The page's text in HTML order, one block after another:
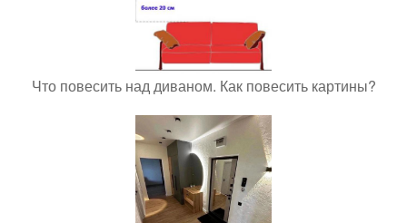
Что повесить над диваном. Как повесить картины?